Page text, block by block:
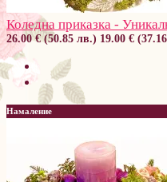
Коледна приказка -
26.00 € (50.85 лв.) 19.00 €
Намаление